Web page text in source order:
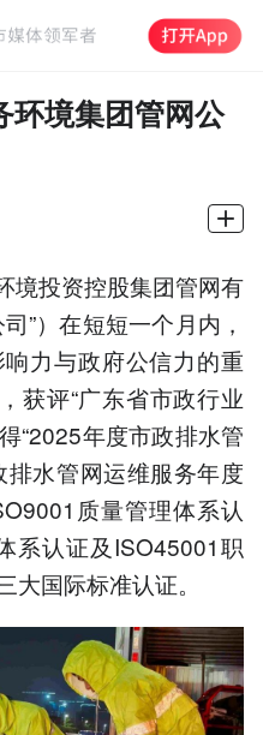
环境集团管网公
境投资控股集团管网有
”）在短短一个月内，
力与政府公信力的重
获评“广东省市政行业
“2025年度市政排水管
排水管网运维服务年度
质量管理体系认
系认证及ISO45001职
国际标准认证。